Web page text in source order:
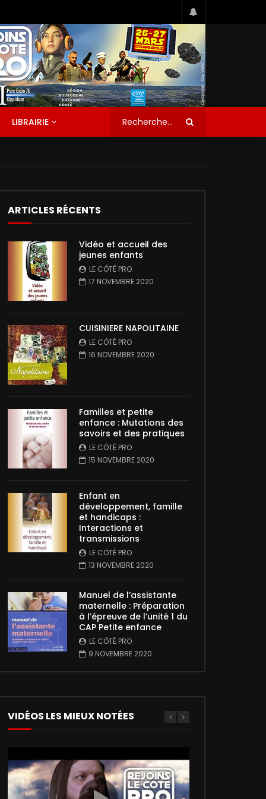
LIBRAIRIE
ARTICLES RÉCENTS
Vidéo et accueil des
jeunes enfants
LE CÔTÉ PRO
17 NOVEMBRE 2020
CUISINIERE NAPOLITAINE
LE CÔTÉ PRO
16 NOVEMBRE 2020
Familles et petite
enfance : Mutations des
savoirs et des pratiques
LE CÔTÉ PRO
15 NOVEMBRE 2020
Enfant en
développement, famille
et handicaps :
Interactions et
transmissions
LE CÔTÉ PRO
13 NOVEMBRE 2020
Manuel de l’assistante
maternelle : Préparation
à l’épreuve de l’unité 1 du
CAP Petite enfance
LE CÔTÉ PRO
9 NOVEMBRE 2020
VIDÉOS LES MIEUX NOTÉES